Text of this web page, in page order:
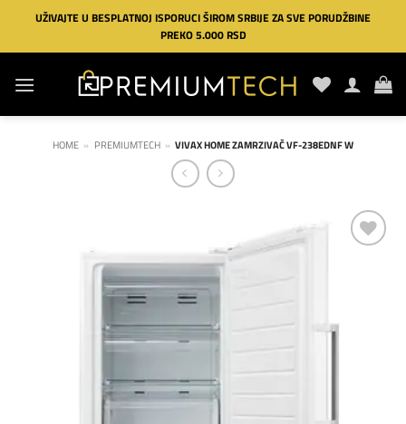
Preskoči
sadržaj
UŽIVAJTE U BESPLATNOJ ISPORUCI ŠIROM SRBIJE ZA SVE PORUDŽBINE
PREKO 5.000 RSD
HOME » PREMIUMTECH » VIVAX HOME ZAMRZIVAČ VF-238EDNF W